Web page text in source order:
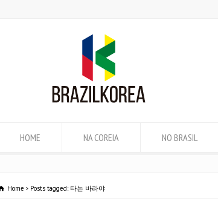
HOME NA COREIA NO BRASIL
Home Posts tagged: 타논 바라야